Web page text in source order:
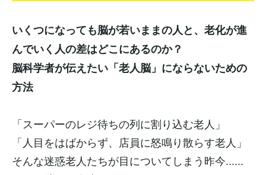
いくつになっても脳が若いままの人と、老化が進
んでいく人の差はどこにあるのか？
脳科学者が伝えたい「老人脳」にならないための
方法
「スーパーのレジ待ちの列に割り込む老人」
「人目をはばからず、店員に怒鳴り散らす老人」
そんな迷惑老人たちが目についてしまう昨今......